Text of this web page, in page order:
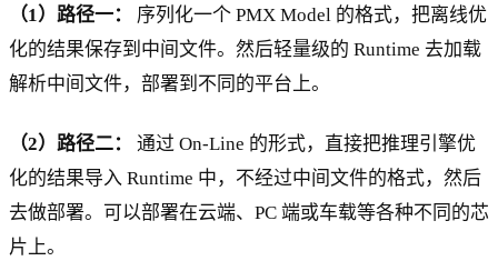
（1）路径一：
序列化一个 PMX Model 的格式，把离线优
化的结果保存到中间文件。然后轻量级的 Runtime 去加载
解析中间文件，部署到不同的平台上。
（2）路径二：
通过 On-Line 的形式，直接把推理引擎优
化的结果导入 Runtime 中，不经过中间文件的格式，然后
去做部署。可以部署在云端、PC 端或车载等各种不同的芯
片上。